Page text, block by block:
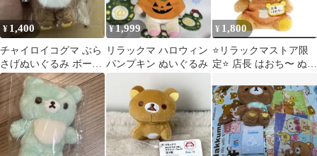
¥ 1,400
チャイロイコグマ ぶら
さげぬいぐるみ ボール
チェーン リラックマ
¥1,999
リラックマ ハロウィン
パンプキン ぬいぐるみ
¥ 1,800
⭐️リラックマストア限
定⭐️ 店長 はおち〜 ぬい